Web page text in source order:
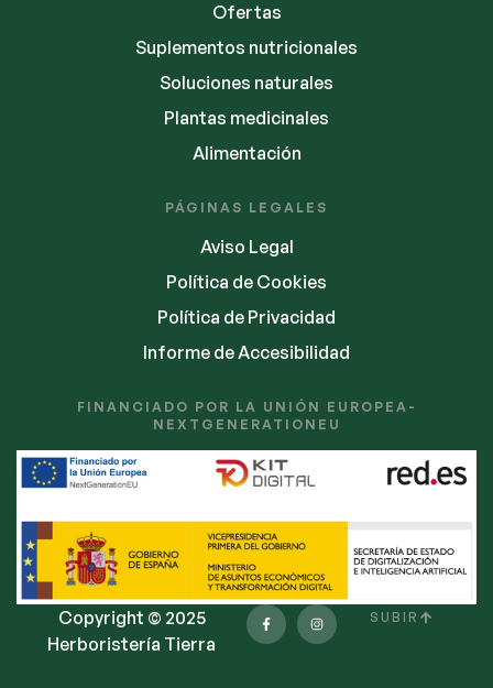
Ofertas
Suplementos nutricionales
Soluciones naturales
Plantas medicinales
Alimentación
PÁGINAS LEGALES
Aviso Legal
Política de Cookies
Política de Privacidad
Informe de Accesibilidad
FINANCIADO POR LA UNIÓN EUROPEA-
NEXTGENERATIONEU
Copyright © 2025
Herboristería Tierra
SUBIR